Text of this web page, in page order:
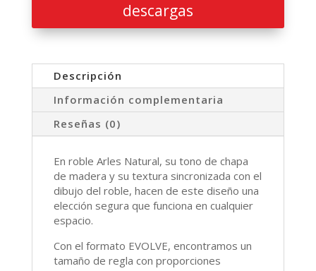
descargas
Descripción
Información complementaria
Reseñas (0)
En roble Arles Natural, su tono de chapa
de madera y su textura sincronizada con el
dibujo del roble, hacen de este diseño una
elección segura que funciona en cualquier
espacio.
Con el formato EVOLVE, encontramos un
tamaño de regla con proporciones